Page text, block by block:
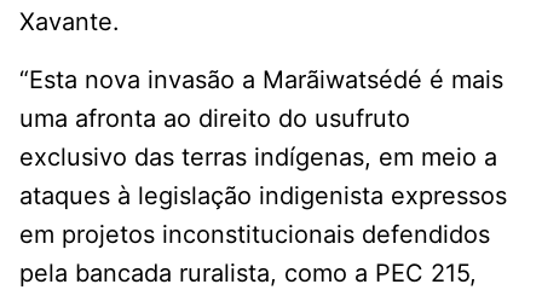
Xavante.
“Esta nova invasão a Marãiwatsédé é mais
uma afronta ao direito do usufruto
exclusivo das terras indígenas, em meio a
ataques à legislação indigenista expressos
em projetos inconstitucionais defendidos
pela bancada ruralista, como a PEC 215,